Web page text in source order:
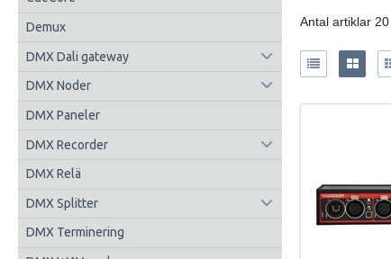
Demux
DMX Dali gateway
DMX Noder
DMX Paneler
DMX Recorder
DMX Relä
DMX Splitter
DMX Terminering
Antal artiklar20